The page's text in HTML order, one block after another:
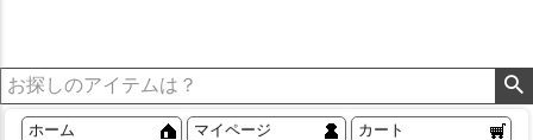
ホーム マイページ カート